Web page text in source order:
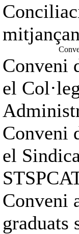
Conveni
el
Conveni
el
Conveni
graduats